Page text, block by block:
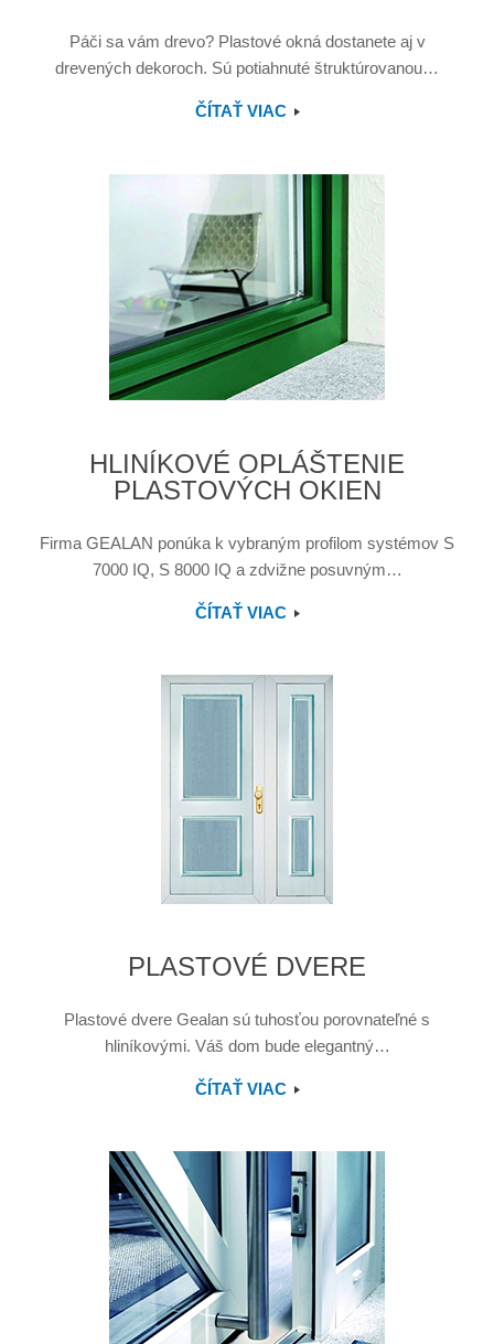
Páči sa vám drevo? Plastové okná dostanete aj v
drevených dekoroch. Sú potiahnuté štruktúrovanou…
ČÍTAŤ VIAC
HLINÍKOVÉ OPLÁŠTENIE
PLASTOVÝCH OKIEN
Firma GEALAN ponúka k vybraným profilom systémov S
7000 IQ, S 8000 IQ a zdvižne posuvným…
ČÍTAŤ VIAC
PLASTOVÉ DVERE
Plastové dvere Gealan sú tuhosťou porovnateľné s
hliníkovými. Váš dom bude elegantný…
ČÍTAŤ VIAC